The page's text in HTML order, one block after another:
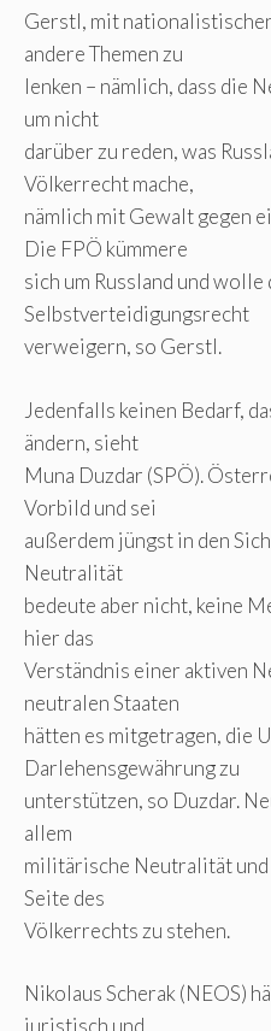
Gerstl, mit
andere Themen zu
lenken – nämlich, dass die
um nicht
darüber zu reden, was
Völkerrecht mache,
nämlich mit Gewalt gegen
Die FPÖ kümmere
sich um Russland und
Selbstverteidigungsrecht
verweigern, so Gerstl.
Jedenfalls keinen Bedarf,
ändern, sieht
Muna Duzdar (SPÖ).
Vorbild und sei
außerdem jüngst in den
Neutralität
bedeute aber nicht, keine
hier das
Verständnis einer aktiven
neutralen Staaten
hätten es mitgetragen, die
Darlehensgewährung zu
unterstützen, so Duzdar.
allem
militärische Neutralität
Seite des
Völkerrechts zu stehen.
Nikolaus Scherak (NEOS)